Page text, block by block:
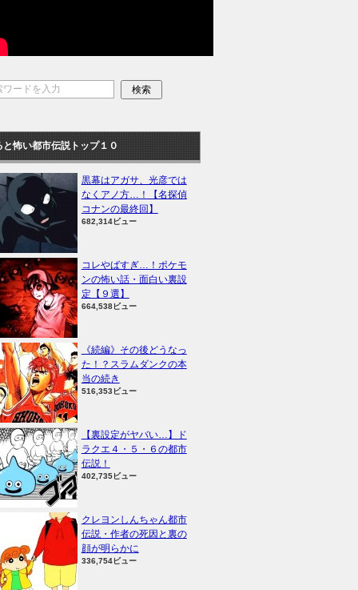
と怖い都市伝説トップ１０
黒幕はアガサ、光彦では
なくアノ方…！【名探偵
コナンの最終回】
682,314ビュー
コレやばすぎ…！ポケモ
ンの怖い話・面白い裏設
定【９選】
664,538ビュー
《続編》その後どうなっ
た！？スラムダンクの本
当の続き
516,353ビュー
【裏設定がヤバい…】ド
ラクエ４・５・６の都市
伝説！
402,735ビュー
クレヨンしんちゃん都市
伝説・作者の死因と裏の
顔が明らかに
336,754ビュー